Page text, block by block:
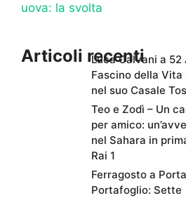
uova: la svolta
Articoli recenti
Luca Calvani a 52
Fascino della Vita
nel suo Casale
Teo e Zodì – Un
per amico:
nel Sahara in
Rai 1
Ferragosto a
Portafoglio: Sette